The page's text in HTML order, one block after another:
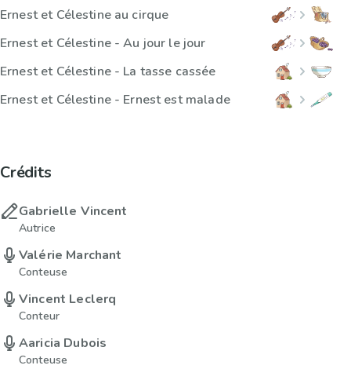
Ernest et Célestine au cirque
Ernest et Célestine - Au jour le jour
Ernest et Célestine - La tasse cassée
Ernest et Célestine - Ernest est malade
Crédits
Gabrielle Vincent
Autrice
Valérie Marchant
Conteuse
Vincent Leclerq
Conteur
Aaricia Dubois
Conteuse